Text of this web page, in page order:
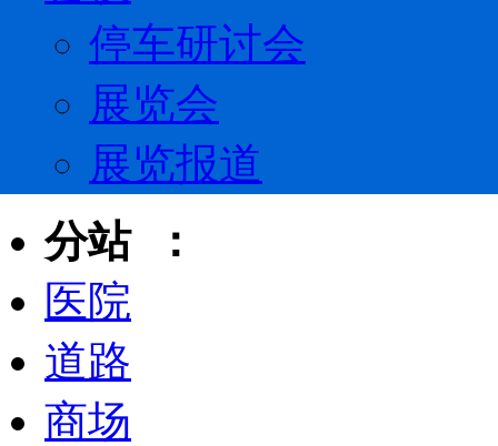
停车研讨会
展览会
展览报道
分站 ：
医院
道路
商场